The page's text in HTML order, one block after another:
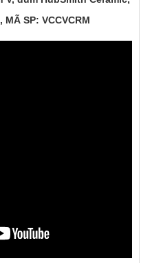
SP: VCCVCRM